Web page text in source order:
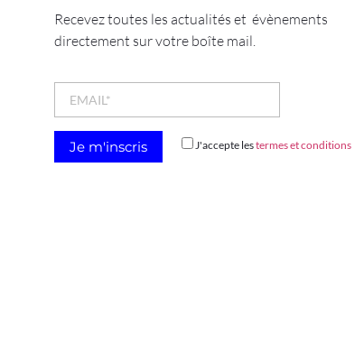
Recevez toutes les actualités et évènements
directement sur votre boîte mail.
J'accepte lestermes et conditions